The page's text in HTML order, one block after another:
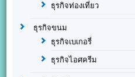
ธุรกิจท่องเที่ยว
ธุรกิจขนม
ธุรกิจเบเกอรี่
ธุรกิจไอศครีม